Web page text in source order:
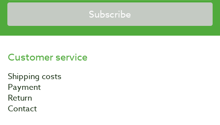
Subscribe
Customer service
Shipping costs
Payment
Return
Contact